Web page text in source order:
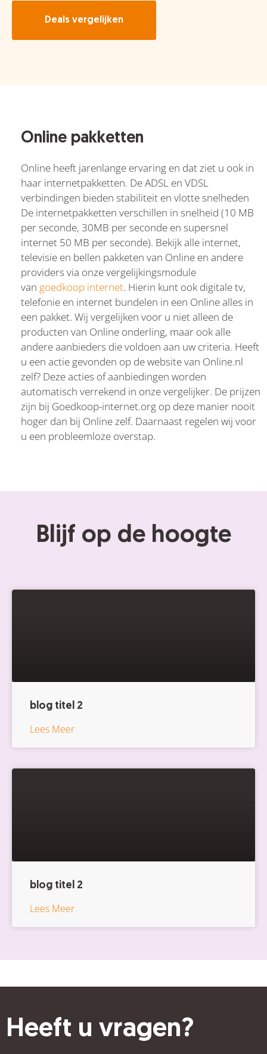
Deals vergelijken
Online pakketten
Online heeft jarenlange ervaring en dat ziet u ook in
haar internetpakketten. De ADSL en VDSL
verbindingen bieden stabiliteit en vlotte snelheden
De internetpakketten verschillen in snelheid (10 MB
per seconde, 30MB per seconde en supersnel
internet 50 MB per seconde). Bekijk alle internet,
televisie en bellen pakketen van Online en andere
providers via onze vergelijkingsmodule
van goedkoop internet. Hierin kunt ook digitale tv,
telefonie en internet bundelen in een Online alles in
een pakket. Wij vergelijken voor u niet alleen de
producten van Online onderling, maar ook alle
andere aanbieders die voldoen aan uw criteria. Heeft
u een actie gevonden op de website van Online.nl
zelf? Deze acties of aanbiedingen worden
automatisch verrekend in onze vergelijker. De prijzen
zijn bij Goedkoop-internet.org op deze manier nooit
hoger dan bij Online zelf. Daarnaast regelen wij voor
u een probleemloze overstap.
Blijf op de hoogte
blog titel 2
Lees Meer
blog titel 2
Lees Meer
Heeft u vragen?